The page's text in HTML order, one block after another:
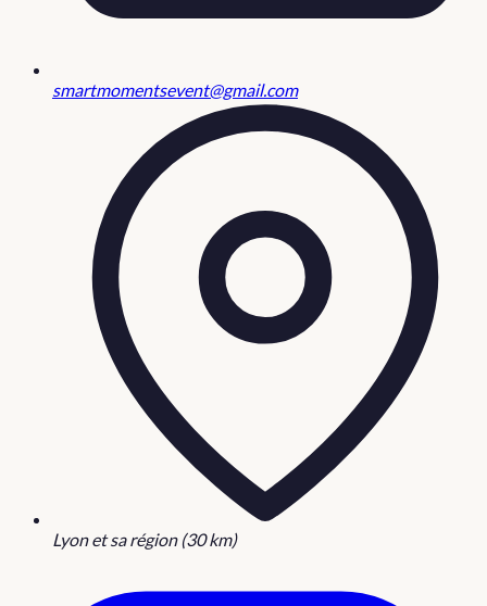
smartmomentsevent@gmail.com
Lyon et sa région (30 km)